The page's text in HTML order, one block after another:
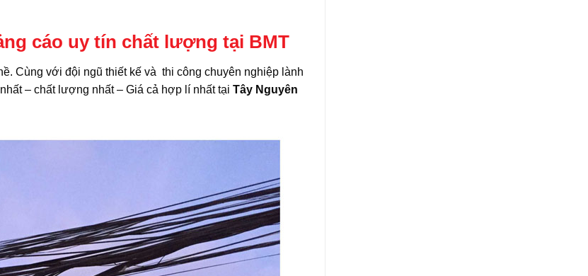
cáo uy tín chất lượng tại BMT
Cùng với đội ngũ thiết kế và thi công chuyên nghiệp lành
– chất lượng nhất – Giá cả hợp lí nhất tại Tây Nguyên